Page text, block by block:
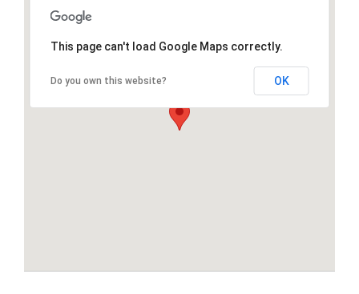
This page can't load Google Maps correctly.
Do you own this website? OK